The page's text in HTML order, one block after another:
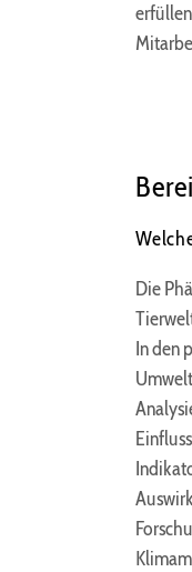
Die
In den
diesen
YouTube